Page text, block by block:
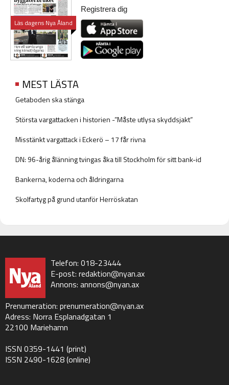
Läs dagens Nya Åland
Registrera dig
MEST LÄSTA
Getaboden ska stänga
Största vargattacken i historien -”Måste utlysa skyddsjakt”
Misstänkt vargattack i Eckerö – 17 får rivna
DN: 96-årig ålänning tvingas åka till Stockholm för sitt bank-id
Bankerna, koderna och åldringarna
Skolfartyg på grund utanför Herröskatan
Telefon: 018-23444
E-post: redaktion@nyan.ax
Annons: annons@nyan.ax
Prenumeration: prenumeration@nyan.ax
Adress: Norra Esplanadgatan 1
22100 Mariehamn
ISSN 0359-1441 (print)
ISSN 2490-1628 (online)